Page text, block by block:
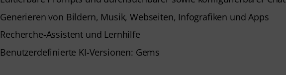
Generieren von Bildern, Musik, Webseiten, Infografiken und Apps
Recherche-Assistent und Lernhilfe
Benutzerdefinierte KI-Versionen: Gems